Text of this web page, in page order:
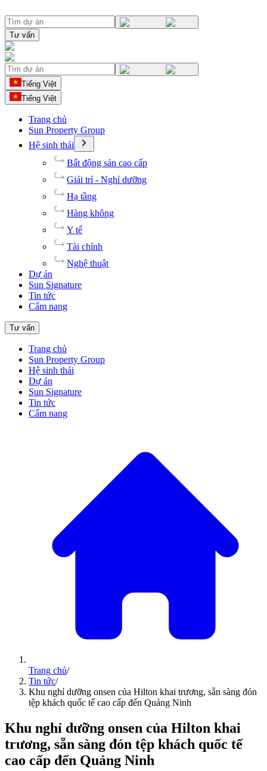
Tư vấn
Tiếng Việt
Tiếng Việt
Trang chủ
Sun Property Group
Hệ sinh thái
Bất động sản cao cấp
Giải trí - Nghỉ dưỡng
Hạ tầng
Hàng không
Y tế
Tài chính
Nghệ thuật
Dự án
Sun Signature
Tin tức
Cẩm nang
Tư vấn
Trang chủ
Sun Property Group
Hệ sinh thái
Dự án
Sun Signature
Tin tức
Cẩm nang
Trang chủ/
Tin tức/
Khu nghỉ dưỡng onsen của Hilton khai trương, sẵn sàng đón
tệp khách quốc tế cao cấp đến Quảng Ninh
Khu nghỉ dưỡng onsen của Hilton khai
trương, sẵn sàng đón tệp khách quốc tế
cao cấp đến Quảng Ninh